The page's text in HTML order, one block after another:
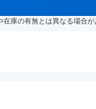
庫の有無とは異なる場合